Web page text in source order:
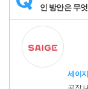
인 방안은 무
세이지